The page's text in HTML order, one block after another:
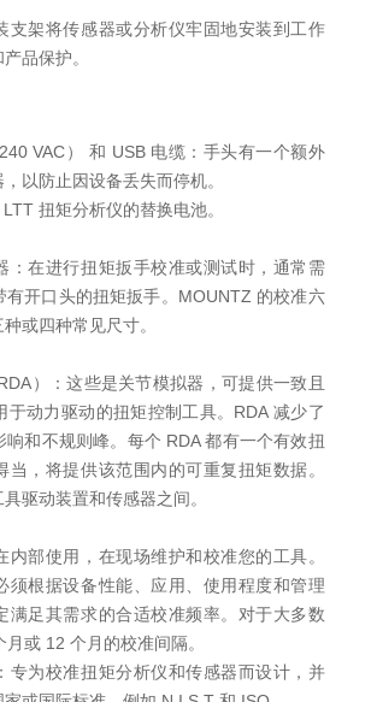
支架将传感器或分析仪牢固地安装到工作
品保护。
VAC） 和 USB 电缆：手头有一个额外
以防止因设备丢失而停机。
扭矩分析仪的替换电池。
：在进行扭矩扳手校准或测试时，通常需
有开口头的扭矩扳手。MOUNTZ 的校准六
或四种常见尺寸。
）：这些是关节模拟器，可提供一致且
于动力驱动的扭矩控制工具。RDA 减少了
响和不规则峰。每个 RDA 都有一个有效扭
当，将提供该范围内的可重复扭矩数据。
驱动装置和传感器之间。
内部使用，在现场维护和校准您的工具。
须根据设备性能、应用、使用程度和管理
满足其需求的合适校准频率。对于大多数
或 12 个月的校准间隔。
专为校准扭矩分析仪和传感器而设计，并